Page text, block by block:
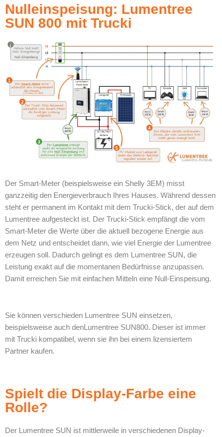
Nulleinspeisung: Lumentree
SUN 800 mit Trucki
Der Smart-Meter (beispielsweise ein Shelly 3EM) misst
ganzzeitig den Energieverbrauch Ihres Hauses. Während dessen
steht er permanent im Kontakt mit dem Trucki-Stick, der auf dem
Lumentree aufgesteckt ist. Der Trucki-Stick empfängt die vom
Smart-Meter die Werte über die aktuell bezogene Energie aus
dem Netz und entscheidet dann, wie viel Energie der Lumentree
erzeugen soll. Dadurch gelingt es dem Lumentree SUN, die
Leistung exakt auf die momentanen Bedürfnisse anzupassen.
Damit erreichen Sie mit einfachen Mitteln eine Null-Einspeisung.
Sie können verschieden Lumentree SUN einsetzen,
beispielsweise auch denLumentree SUN800. Dieser ist immer
mit Trucki kompatibel, wenn sie ihn bei einem lizensiertem
Partner kaufen.
Spielt die Display-Farbe eine
Rolle?
Der Lumentree SUN ist mittlerweile in verschiedenen Display-